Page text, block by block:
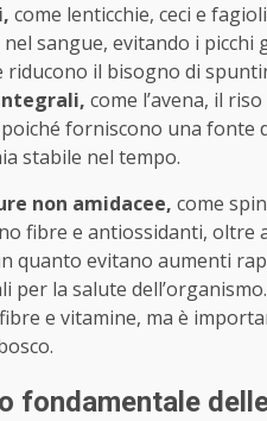
come lenticchie, ceci e
sangue, evitando i picchi
riducono il bisogno di
come l’avena, il
forniscono una fonte
stabile nel tempo.
non amidacee, come
fibre e antiossidanti, oltre
quanto evitano aumenti
per la salute
e vitamine, ma è
fondamentale